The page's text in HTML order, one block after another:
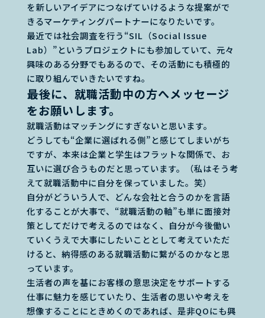
を新しいアイデアにつなげていけるような提案がで
きるマーケティングパートナーになりたいです。
最近では社会調査を行う“SIL（Social Issue
Lab）”というプロジェクトにも参加していて、元々
興味のある分野でもあるので、その活動にも積極的
に取り組んでいきたいですね。
――最後に、就職活動中の方へメッセージ
をお願いします。
就職活動はマッチングにすぎないと思います。
どうしても“企業に選ばれる側”と感じてしまいがち
ですが、本来は企業と学生はフラットな関係で、お
互いに選び合うものだと思っています。（私はそう考
えて就職活動中に自分を保っていました。笑）
自分がどういう人で、どんな会社と合うのかを言語
化することが大事で、“就職活動の軸”も単に面接対
策としてだけで考えるのではなく、自分が今後働い
ていくうえで大事にしたいこととして考えていただ
けると、納得感のある就職活動に繋がるのかなと思
っています。
生活者の声を基にお客様の意思決定をサポートする
仕事に魅力を感じていたり、生活者の思いや考えを
想像することにときめくのであれば、是非QOにも興